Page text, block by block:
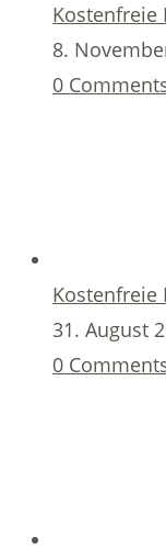
Kostenfreie
8.
0
Kostenfreie
31. August
0